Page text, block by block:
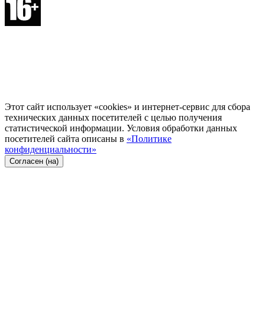
Этот сайт использует «cookies» и интернет-сервис для сбора
технических данных посетителей с целью получения
статистической информации. Условия обработки данных
посетителей сайта описаны в «Политике
конфиденциальности»
Согласен (на)